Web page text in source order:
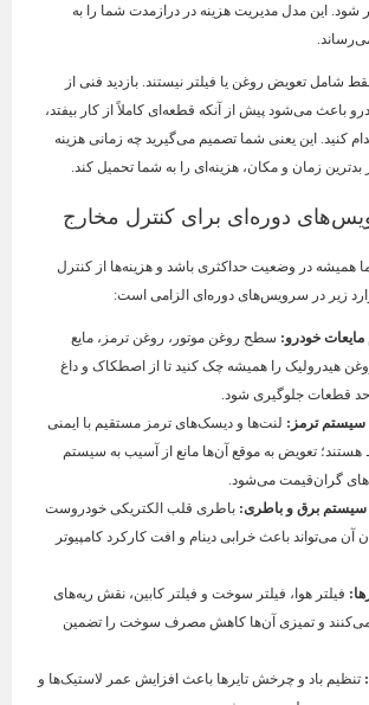
شود. این مدل مدیریت هزینه در درازمدت شما را به
شامل تعویض روغن یا فیلتر نیستند. بازدید فنی از
باعث می‌شود پیش از آنکه قطعه‌ای کاملاً از کار بیفتد،
کنید. این یعنی شما تصمیم می‌گیرید چه زمانی هزینه
بدترین زمان و مکان، هزینه‌ای را به شما تحمیل کند.
دوره‌ای برای کنترل مخارج
همیشه در وضعیت حداکثری باشد و هزینه‌ها از کنترل
زیر در سرویس‌های دوره‌ای الزامی است:
خودرو: سطح روغن موتور، روغن ترمز، مایع
هیدرولیک را همیشه چک کنید تا از اصطکاک و داغ
قطعات جلوگیری شود.
ترمز : لنت‌ها و دیسک‌های ترمز مستقیم با ایمنی
هستند؛ تعویض به موقع آن‌ها مانع از آسیب به سیستم
سیستم برق و باطری: باطری قلب الکتریکی خودروست
می‌تواند باعث خرابی دینام و افت کارکرد کامپیوتر
: فیلتر هوا، فیلتر سوخت و فیلتر کابین، نقش ریه‌های
می‌کنند و تمیزی آن‌ها کاهش مصرف سوخت را تضمین
: تنظیم باد و چرخش تایرها باعث افزایش عمر لاستیک‌ها و